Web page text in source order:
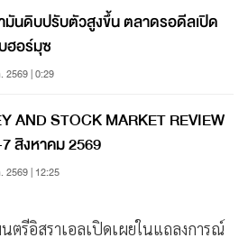
มันดิบปรับตัวสูงขึ้น ตลาดรอดีลเปิด
ฮอร์มุซ
2569 | 0:29
AND STOCK MARKET REVIEW
สิงหาคม 2569
2569 | 12:25
ตรีอิสราเอลเปิดเผยในแถลงการณ์